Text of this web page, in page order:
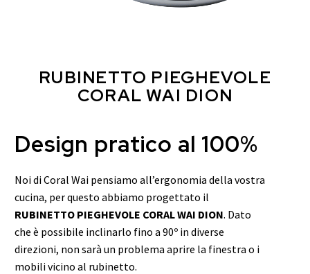
RUBINETTO PIEGHEVOLE
CORAL WAI DION
Design pratico al 100%
Noi di Coral Wai pensiamo all’ergonomia della vostra
cucina, per questo abbiamo progettato il
RUBINETTO PIEGHEVOLE CORAL WAI DION. Dato
che è possibile inclinarlo fino a 90º in diverse
direzioni, non sarà un problema aprire la finestra o i
mobili vicino al rubinetto.